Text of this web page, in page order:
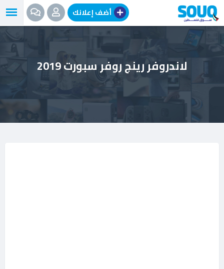
انتقل
إلى
المحتوى
أضف إعلانك
لاندروفر رينج روفر سبورت 2019